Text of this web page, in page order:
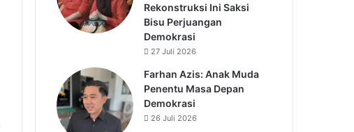
Rekonstruksi Ini Saksi
Bisu Perjuangan
Demokrasi
27 Juli 2026
Farhan Azis: Anak Muda
Penentu Masa Depan
Demokrasi
26 Juli 2026